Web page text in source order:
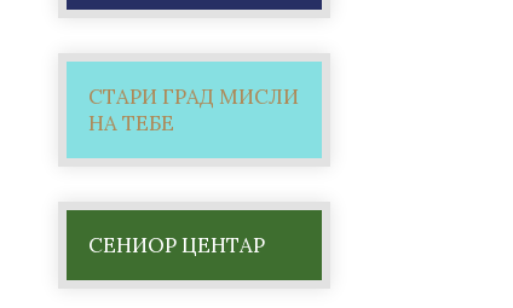
СТАРИ ГРАД МИСЛИ
НА ТЕБЕ
СЕНИОР ЦЕНТАР